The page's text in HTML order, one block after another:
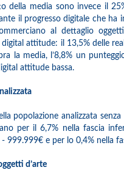
della media sono invece il
il progresso digitale che ha
al dettaglio
attitude: il 13,5% delle
la media, l’8,8% un
attitude bassa.
popolazione analizzata
per il 6,7% nella fascia
999.999€ e per lo 0,4% nella
d’arte